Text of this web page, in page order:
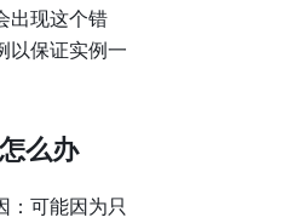
出现这个错
以保证实例一
么办
：可能因为只